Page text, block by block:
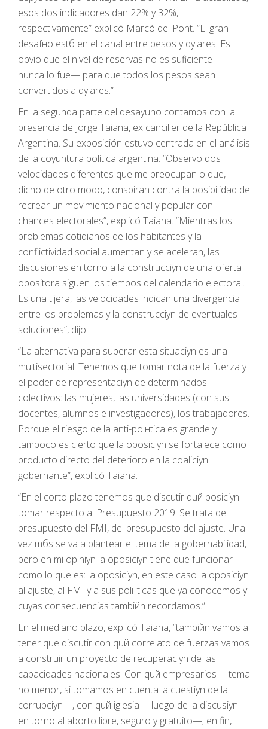
esos dos indicadores dan 22% y 32%,
respectivamente” explicó Marcó del Pont. “El gran
desafнo estб en el canal entre pesos y dуlares. Es
obvio que el nivel de reservas no es suficiente —
nunca lo fue— para que todos los pesos sean
convertidos a dуlares.”
En la segunda parte del desayuno contamos con la
presencia de Jorge Taiana, ex canciller de la República
Argentina. Su exposición estuvo centrada en el análisis
de la coyuntura política argentina. “Observo dos
velocidades diferentes que me preocupan o que,
dicho de otro modo, conspiran contra la posibilidad de
recrear un movimiento nacional y popular con
chances electorales”, explicó Taiana. “Mientras los
problemas cotidianos de los habitantes y la
conflictividad social aumentan y se aceleran, las
discusiones en torno a la construcciуn de una oferta
opositora siguen los tiempos del calendario electoral.
Es una tijera, las velocidades indican una divergencia
entre los problemas y la construcciуn de eventuales
soluciones”, dijo.
“La alternativa para superar esta situaciуn es una
multisectorial. Tenemos que tomar nota de la fuerza y
el poder de representaciуn de determinados
colectivos: las mujeres, las universidades (con sus
docentes, alumnos e investigadores), los trabajadores.
Porque el riesgo de la anti-polнtica es grande y
tampoco es cierto que la oposiciуn se fortalece como
producto directo del deterioro en la coaliciуn
gobernante”, explicó Taiana.
“En el corto plazo tenemos que discutir quй posiciуn
tomar respecto al Presupuesto 2019. Se trata del
presupuesto del FMI, del presupuesto del ajuste. Una
vez mбs se va a plantear el tema de la gobernabilidad,
pero en mi opiniуn la oposiciуn tiene que funcionar
como lo que es: la oposiciуn, en este caso la oposiciуn
al ajuste, al FMI y a sus polнticas que ya conocemos y
cuyas consecuencias tambiйn recordamos.”
En el mediano plazo, explicó Taiana, “tambiйn vamos a
tener que discutir con quй correlato de fuerzas vamos
a construir un proyecto de recuperaciуn de las
capacidades nacionales. Con quй empresarios —tema
no menor, si tomamos en cuenta la cuestiуn de la
corrupciуn—, con quй iglesia —luego de la discusiуn
en torno al aborto libre, seguro y gratuito—; en fin,